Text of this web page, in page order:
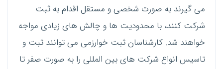
می گیرند به صورت شخصی و مستقل اقدام به ثبت
شرکت کنند، با محدودیت ها و چالش های زیادی مواجه
خواهند شد. کارشناسان ثبت خوارزمی می توانند ثبت و
تاسیس انواع شرکت های بین المللی را به صورت صفر تا